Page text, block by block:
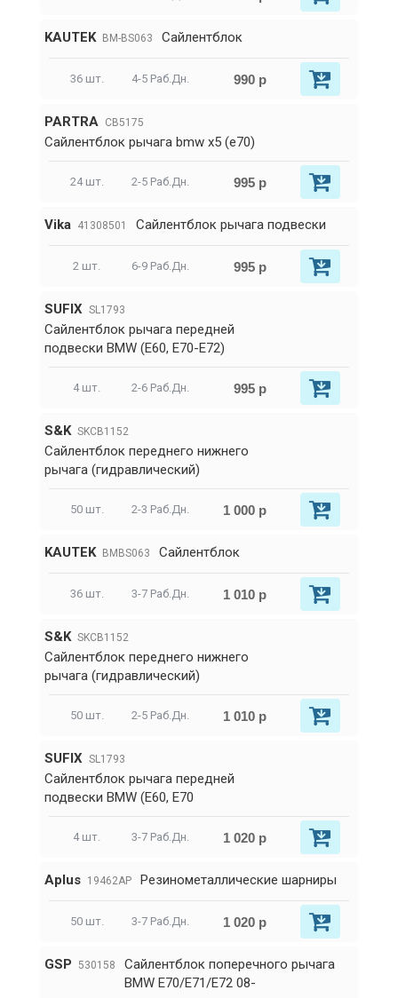
KAUTEK BM-BS063 Сайлентблок
36 шт. 4-5 Раб.Дн. 990 р
PARTRA CB5175
Сайлентблок рычага bmw x5 (e70)
24 шт. 2-5 Раб.Дн. 995 р
Vika 41308501 Сайлентблок рычага подвески
2 шт. 6-9 Раб.Дн. 995 р
SUFIX SL1793
Сайлентблок рычага передней
подвески BMW (E60, E70-E72)
4 шт. 2-6 Раб.Дн. 995 р
S&K SKCB1152
Сайлентблок переднего нижнего
рычага (гидравлический)
50 шт. 2-3 Раб.Дн. 1 000 р
KAUTEK BMBS063 Сайлентблок
36 шт. 3-7 Раб.Дн. 1 010 р
S&K SKCB1152
Сайлентблок переднего нижнего
рычага (гидравлический)
50 шт. 2-5 Раб.Дн. 1 010 р
SUFIX SL1793
Сайлентблок рычага передней
подвески BMW (E60, E70
4 шт. 3-7 Раб.Дн. 1 020 р
Aplus 19462AP Резинометаллические шарниры
50 шт. 3-7 Раб.Дн. 1 020 р
GSP 530158
Сайлентблок поперечного рычага
BMW E70/E71/E72 08-